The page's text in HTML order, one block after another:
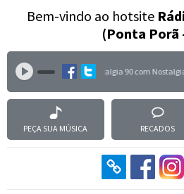
Bem-vindo ao hotsite
(Ponta Porã
Nostalgia 90 com Nostalgia
PEÇA SUA MÚSICA RECADOS